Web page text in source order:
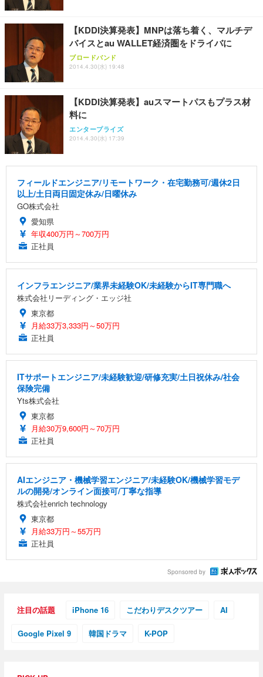
【KDDI決算発表】MNPは落ち着く、マルチデ
バイスとau WALLET経済圏をドライバに
ブロードバンド
2014.4.30(水) 19:48
【KDDI決算発表】auスマートパスもプラス材
料に
エンタープライズ
2014.4.30(水) 17:39
フィールドエンジニア/リモートワーク・在宅勤務可/週休2日
以上/土日両日固定休み/日曜休み
GO株式会社
愛知県
年収400万円～700万円
正社員
インフラエンジニア/業界未経験OK/未経験からIT専門職へ
株式会社リーディング・エッジ社
東京都
月給33万3,333円～50万円
正社員
ITサポートエンジニア/未経験歓迎/研修充実/土日祝休み/社会
保険完備
Yts株式会社
東京都
月給30万9,600円～70万円
正社員
AIエンジニア・機械学習エンジニア/未経験OK/機械学習モデ
ルの開発/オンライン面接可/丁寧な指導
株式会社enrich technology
東京都
月給33万円～55万円
正社員
Sponsored by
注目の話題 iPhone 16 こだわりデスクツアー AI
Google Pixel 9 韓国ドラマ K-POP